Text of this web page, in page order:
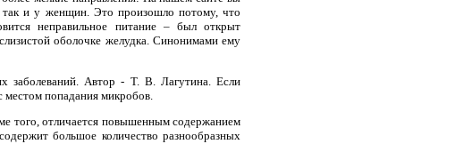
так и у женщин. Это произошло потому, что
неправильное питание – был открыт
оболочке желудка. Синонимами ему
заболеваний. Автор - Т. В. Лагутина. Если
местом попадания микробов.
того, отличается повышенным содержанием
большое количество разнообразных